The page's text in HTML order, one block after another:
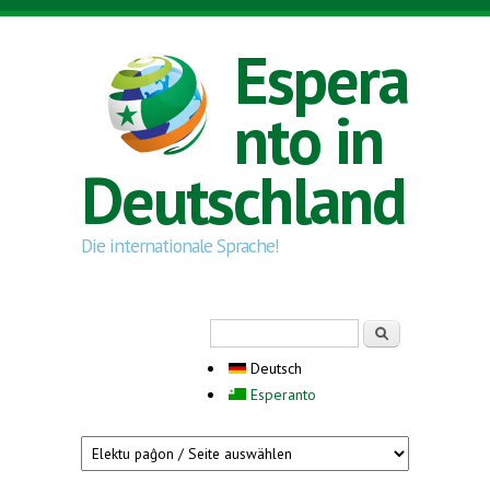
Direkt zum Inhalt
Espera
nto in
Deutschland
Die internationale Sprache!
Deutsch
Esperanto